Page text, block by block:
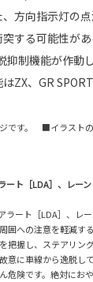
方向指示灯の
する可能性が
制機能が作動
ZX、GR
です。 ■イラスト
ート［LDA］、レー
ート［LDA］、レ
囲への注意を軽減す
把握し、ステアリン
に車線から逸脱し
危険です。絶対に